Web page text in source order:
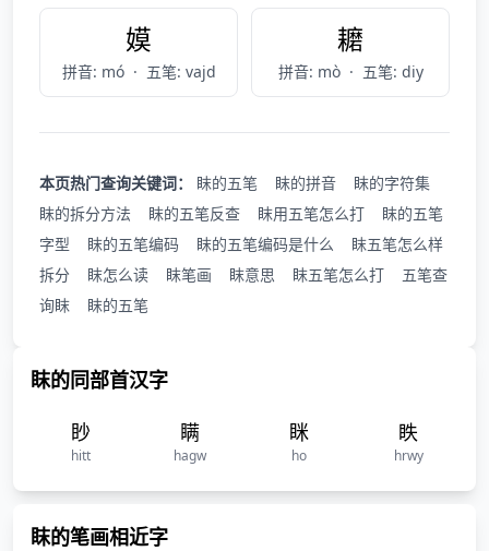
嫫
拼音: mó · 五笔: vajd
耱
拼音: mò · 五笔: diy
本页热门查询关键词： 眜的五笔 眜的拼音
眜的字符集
眜的拆分方法
眜的五笔反查 眜用五笔怎么打
眜的五笔
字型
眜的五笔编码 眜的五笔编码是什么
眜五笔怎么样
拆分
眜怎么读 眜笔画 眜意思 眜五笔怎么打
五笔查
询眜
眜的五笔
眜的同部首汉字
眇
hitt
瞒
hagw
眯
ho
眣
hrwy
眜的笔画相近字